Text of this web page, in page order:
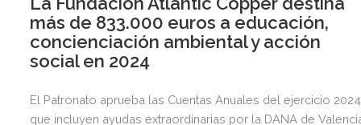
más de 833.000 euros a educación,
concienciación ambiental y acción
social en 2024
El Patronato aprueba las Cuentas Anuales del ejercicio
que incluyen ayudas extraordinarias por la DANA de